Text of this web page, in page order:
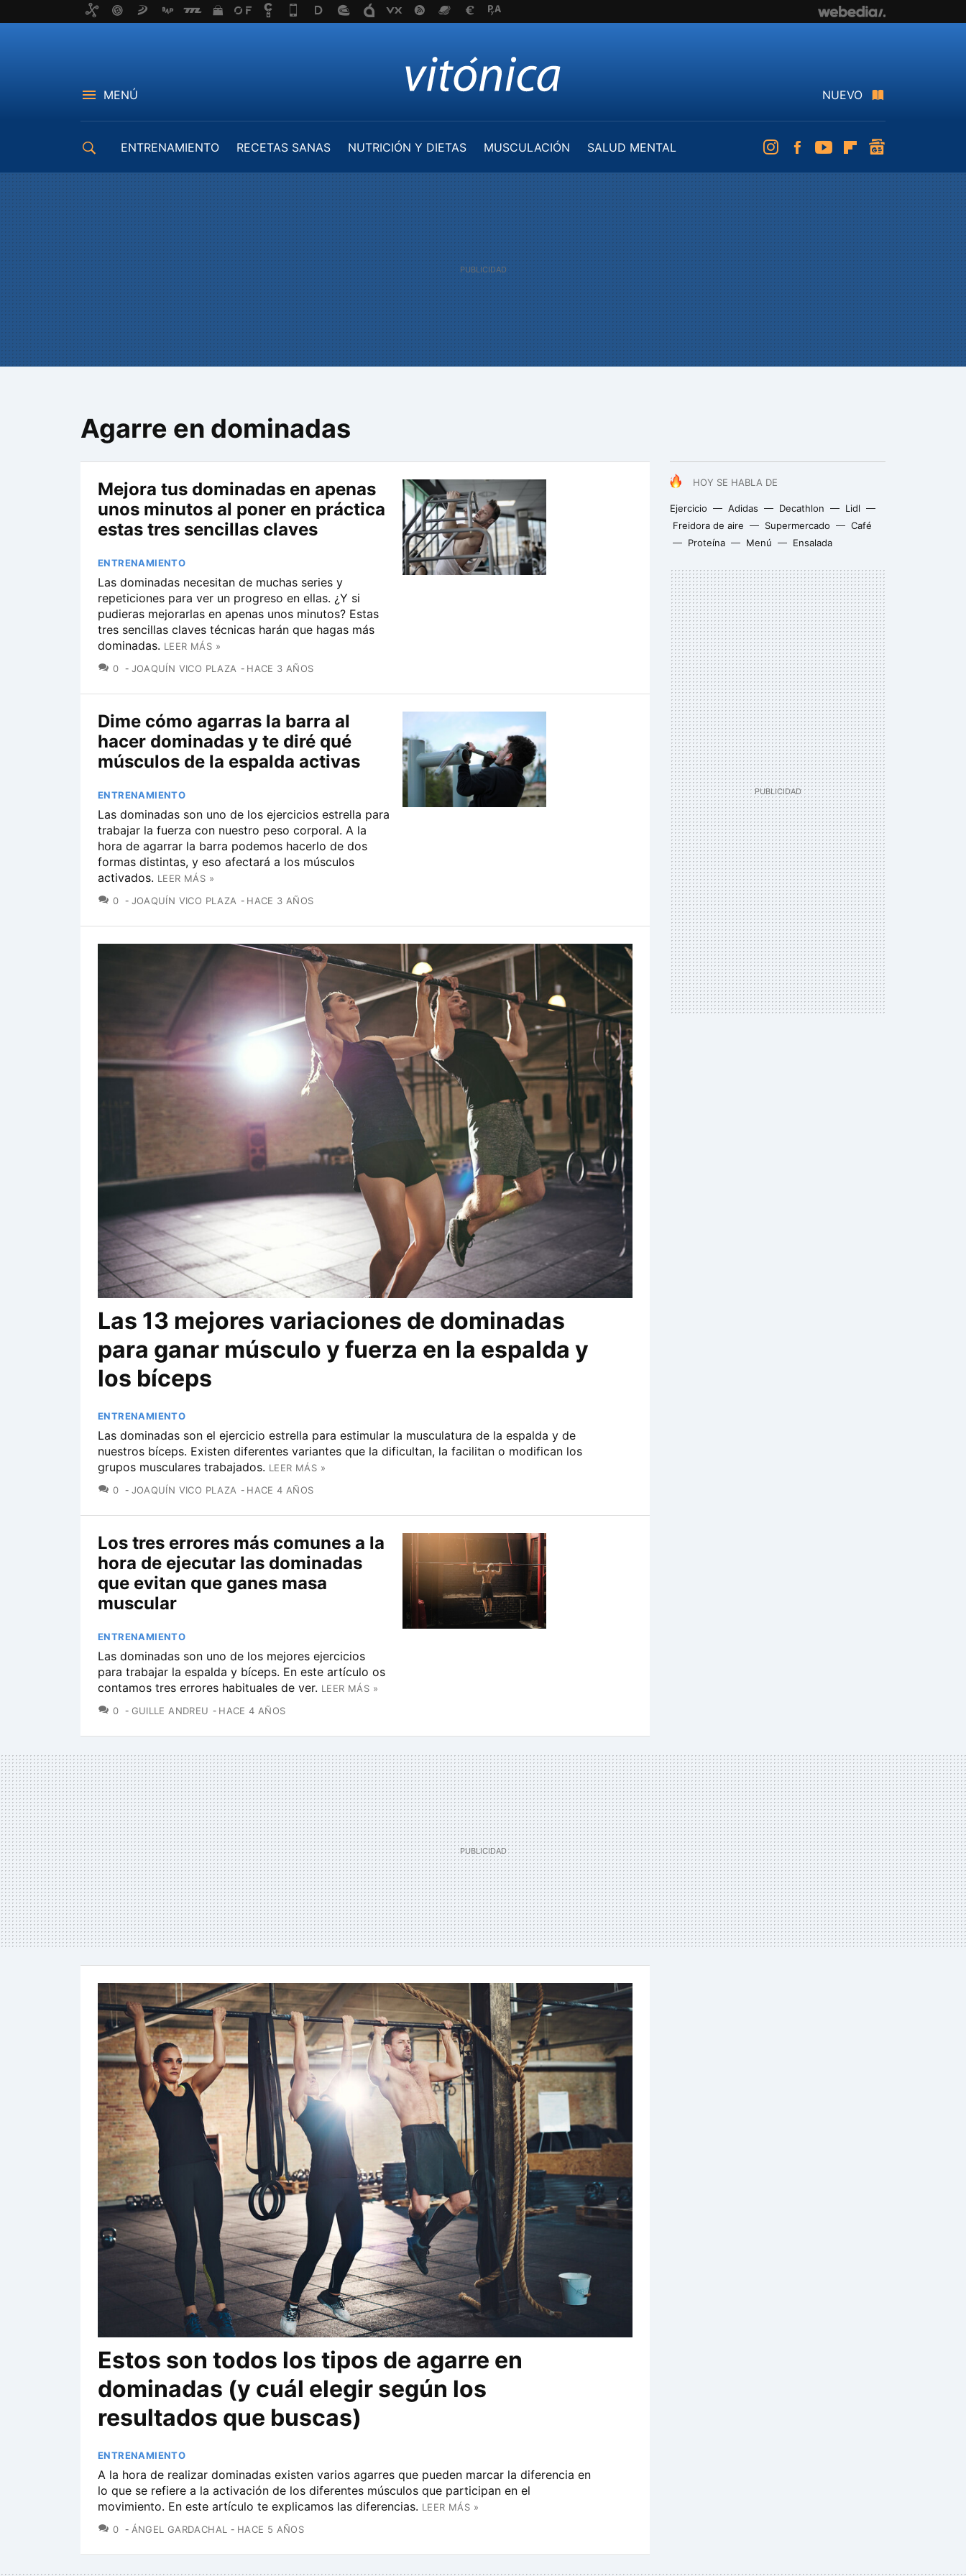
MENÚ NUEVO
ENTRENAMIENTO RECETAS SANAS NUTRICIÓN Y DIETAS MUSCULACIÓN
SALUD MENTAL
InstagramFacebookYoutubeFlipboard
Agarre en dominadas
HOY SE HABLA DE
Ejercicio Adidas Decathlon
Lidl
Freidora de aire
Supermercado
Café
Proteína
Menú Ensalada
Mejora tus dominadas en apenas
unos minutos al poner en práctica
estas tres sencillas claves
ENTRENAMIENTO
Las dominadas necesitan de muchas series y
repeticiones para ver un progreso en ellas. ¿Y si
pudieras mejorarlas en apenas unos minutos? Estas
tres sencillas claves técnicas harán que hagas más
dominadas. LEER MÁS »
0 COMENTARIOS
JOAQUÍN VICO PLAZA HACE 3 AÑOS
Dime cómo agarras la barra al
hacer dominadas y te diré qué
músculos de la espalda activas
ENTRENAMIENTO
Las dominadas son uno de los ejercicios estrella para
trabajar la fuerza con nuestro peso corporal. A la
hora de agarrar la barra podemos hacerlo de dos
formas distintas, y eso afectará a los músculos
activados. LEER MÁS »
0 COMENTARIOS
JOAQUÍN VICO PLAZA HACE 3 AÑOS
Las 13 mejores variaciones de dominadas
para ganar músculo y fuerza en la espalda y
los bíceps
ENTRENAMIENTO
Las dominadas son el ejercicio estrella para estimular la musculatura de la espalda y de
nuestros bíceps. Existen diferentes variantes que la dificultan, la facilitan o modifican los
grupos musculares trabajados. LEER MÁS »
0 COMENTARIOS
JOAQUÍN VICO PLAZA HACE 4 AÑOS
Los tres errores más comunes a la
hora de ejecutar las dominadas
que evitan que ganes masa
muscular
ENTRENAMIENTO
Las dominadas son uno de los mejores ejercicios
para trabajar la espalda y bíceps. En este artículo os
contamos tres errores habituales de ver. LEER MÁS »
0 COMENTARIOS
GUILLE ANDREU HACE 4 AÑOS
Estos son todos los tipos de agarre en
dominadas (y cuál elegir según los
resultados que buscas)
ENTRENAMIENTO
A la hora de realizar dominadas existen varios agarres que pueden marcar la diferencia en
lo que se refiere a la activación de los diferentes músculos que participan en el
movimiento. En este artículo te explicamos las diferencias. LEER MÁS »
0 COMENTARIOS
ÁNGEL GARDACHAL HACE 5 AÑOS